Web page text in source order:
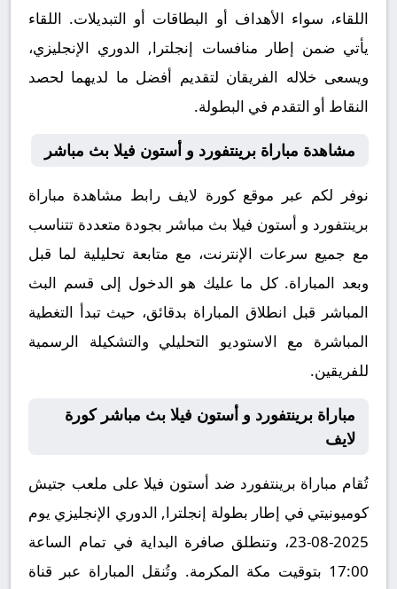
اللقاء، سواء الأهداف أو البطاقات أو التبديلات. اللقاء
يأتي ضمن إطار منافسات إنجلترا, الدوري الإنجليزي،
ويسعى خلاله الفريقان لتقديم أفضل ما لديهما لحصد
النقاط أو التقدم في البطولة.
مشاهدة مباراة برينتفورد و أستون فيلا بث مباشر
نوفر لكم عبر موقع كورة لايف رابط مشاهدة مباراة
برينتفورد و أستون فيلا بث مباشر بجودة متعددة تتناسب
مع جميع سرعات الإنترنت، مع متابعة تحليلية لما قبل
وبعد المباراة. كل ما عليك هو الدخول إلى قسم البث
المباشر قبل انطلاق المباراة بدقائق، حيث تبدأ التغطية
المباشرة مع الاستوديو التحليلي والتشكيلة الرسمية
للفريقين.
مباراة برينتفورد و أستون فيلا بث مباشر كورة
لايف
تُقام مباراة برينتفورد ضد أستون فيلا على ملعب جتيش
كوميونيتي في إطار بطولة إنجلترا, الدوري الإنجليزي يوم
2025-08-23، وتنطلق صافرة البداية في تمام الساعة
17:00 بتوقيت مكة المكرمة. وتُنقل المباراة عبر قناة